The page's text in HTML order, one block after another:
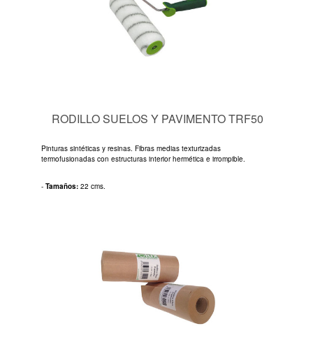
RODILLO SUELOS Y PAVIMENTO TRF50
Pinturas sintéticas y resinas. Fibras medias texturizadas
termofusionadas con estructuras interior hermética e irrompible.
- Tamaños: 22 cms.